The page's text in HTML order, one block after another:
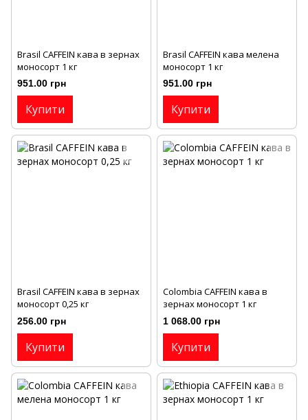
Brasil CAFFEIN кава в зернах
моносорт 1 кг
951.00 грн
Купити
Brasil CAFFEIN кава мелена
моносорт 1 кг
951.00 грн
Купити
Brasil CAFFEIN кава в зернах
моносорт 0,25 кг
256.00 грн
Купити
Colombia CAFFEIN кава в
зернах моносорт 1 кг
1 068.00 грн
Купити